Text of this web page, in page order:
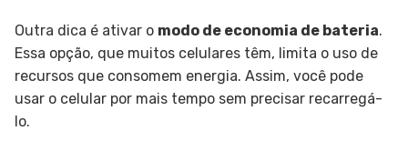
Outra dica é ativar o modo de economia de bateria.
Essa opção, que muitos celulares têm, limita o uso de
recursos que consomem energia. Assim, você pode
usar o celular por mais tempo sem precisar recarregá-
lo.